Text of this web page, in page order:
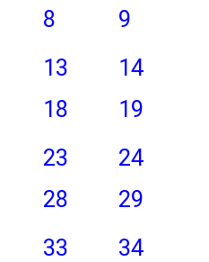
8
9
13
14
18
19
23
24
28
29
33
34